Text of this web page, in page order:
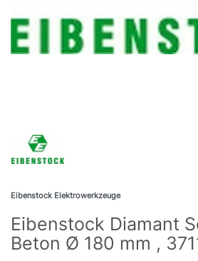
Eibenstock Elektrowerkzeuge
Eibenstock Diamant
Beton Ø 180 mm ,